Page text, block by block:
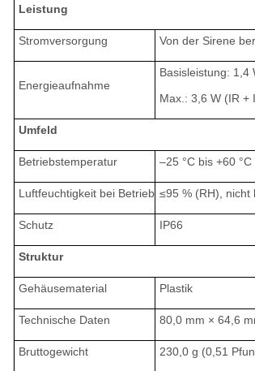
Leistung
Stromversorgung Von der Sirene
Energieaufnahme
Basisleistung: 1,4
Max.: 3,6 W (IR +
Umfeld
Betriebstemperatur –25 °C bis +60
Luftfeuchtigkeit bei Betrieb ≤95 % (RH), nicht
Schutz IP66
Struktur
Gehäusematerial Plastik
Technische Daten 80,0 mm × 64,6
Bruttogewicht 230,0 g (0,51